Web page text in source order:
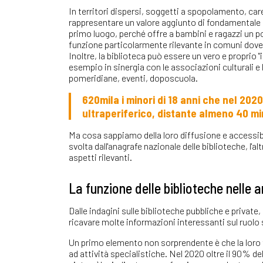
In territori dispersi, soggetti a spopolamento,
rappresentare un valore aggiunto di
primo luogo, perché offre a bambini e ragazzi un
funzione particolarmente rilevante in comuni
Inoltre, la biblioteca può essere un vero e proprio
esempio in sinergia con le associazioni culturali
pomeridiane, eventi, doposcuola.
620mila i minori di 18 anni che nel
ultraperiferico, distante almeno 40
Ma cosa sappiamo della loro diffusione e
svolta dall'anagrafe nazionale delle biblioteche,
aspetti rilevanti.
La funzione delle biblioteche nelle
Dalle indagini sulle biblioteche pubbliche e
ricavare molte informazioni interessanti sul ruolo
Un primo elemento non sorprendente è che la
ad attività specialistiche. Nel 2020 oltre il 90%